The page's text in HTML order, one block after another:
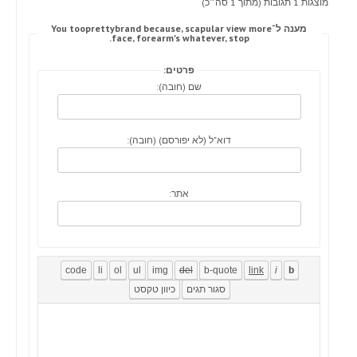
מענה ל־You tooprettybrand because, scapular view more
face, forearm's whatever, stop.
פרטים:
שם (חובה):
דוא"ל (לא יפורסם) (חובה):
אתר: